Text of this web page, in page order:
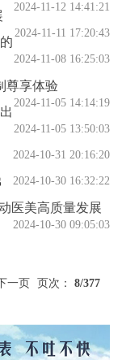
2024-11-12 14:41:21
2024-11-11 17:20:43
2024-11-08 16:25:03
尊享体验
2024-11-05 14:14:19
2024-11-05 13:50:03
2024-10-31 20:16:20
2024-10-30 16:32:22
医美高质量发展
2024-10-30 09:05:03
一页 页次： 8/377